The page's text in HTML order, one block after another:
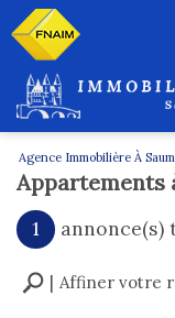
Agence Immobilière À
Appartements
1 annonce(s)
Affiner votre